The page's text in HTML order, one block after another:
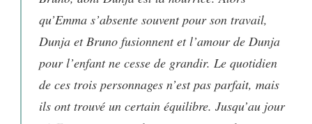
qu’Emma s’absente souvent pour son travail,
Dunja et Bruno fusionnent et l’amour de Dunja
pour l’enfant ne cesse de grandir. Le quotidien
de ces trois personnages n’est pas parfait, mais
ils ont trouvé un certain équilibre. Jusqu’au jour